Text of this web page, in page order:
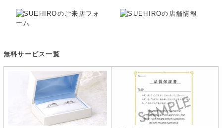
無料サービス一覧